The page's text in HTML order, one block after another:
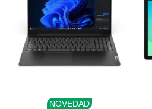
NOVEDAD